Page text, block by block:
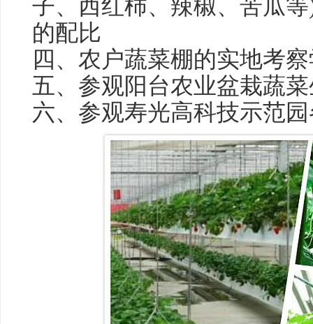
子、西红柿、辣椒、苦瓜
的配比
四、农户蔬菜棚的实地考
五、参观阳台农业盆栽蔬
六、参观寿光高科技示范